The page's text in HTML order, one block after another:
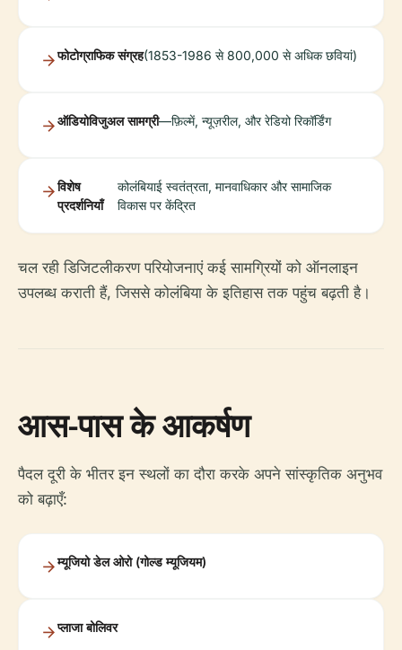
फोटोग्राफिक संग्रह(1853-1986 से 800,000 से अधिक छवियां)
ऑडियोविजुअल सामग्री—फ़िल्में, न्यूज़रील, और रेडियो रिकॉर्डिंग
विशेष
प्रदर्शनियाँ
कोलंबियाई स्वतंत्रता, मानवाधिकार और सामाजिक
विकास पर केंद्रित
चल रही डिजिटलीकरण परियोजनाएं कई सामग्रियों को ऑनलाइन
उपलब्ध कराती हैं, जिससे कोलंबिया के इतिहास तक पहुंच बढ़ती है।
आस-पास के आकर्षण
पैदल दूरी के भीतर इन स्थलों का दौरा करके अपने सांस्कृतिक अनुभव
को बढ़ाएँ:
म्यूजियो डेल ओरो (गोल्ड म्यूजियम)
प्लाजा बोलिवर